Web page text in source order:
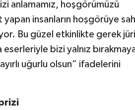
anlamamız, hoşgörümüzü
insanların hoşgörüye
Bu güzel etkinlikte gerek jüri
bizi yalnız
uğurlu olsun” ifadelerini